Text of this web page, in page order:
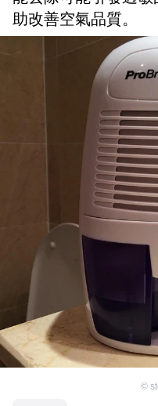
助改善空氣品質。
©